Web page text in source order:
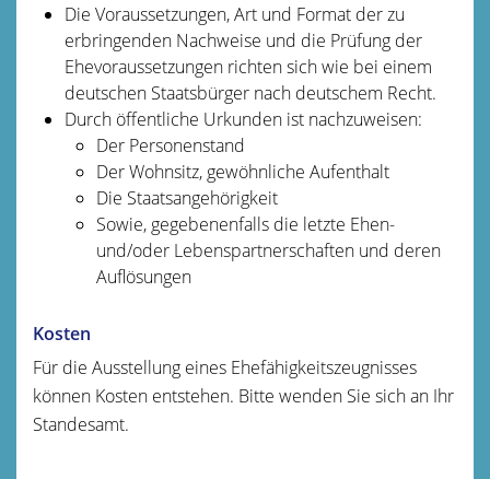
Die Voraussetzungen, Art und Format der zu
erbringenden Nachweise und die Prüfung der
Ehevoraussetzungen richten sich wie bei einem
deutschen Staatsbürger nach deutschem Recht.
Durch öffentliche Urkunden ist nachzuweisen:
Der Personenstand
Der Wohnsitz, gewöhnliche Aufenthalt
Die Staatsangehörigkeit
Sowie, gegebenenfalls die letzte Ehen-
und/oder Lebenspartnerschaften und deren
Auflösungen
Kosten
Für die Ausstellung eines Ehefähigkeitszeugnisses
können Kosten entstehen. Bitte wenden Sie sich an Ihr
Standesamt.